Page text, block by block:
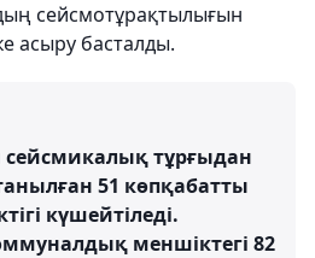
сейсмотұрақтылығын
асыру басталды.
сейсмикалық тұрғыдан
51 көпқабатты
күшейтіледі.
меншіктегі 82